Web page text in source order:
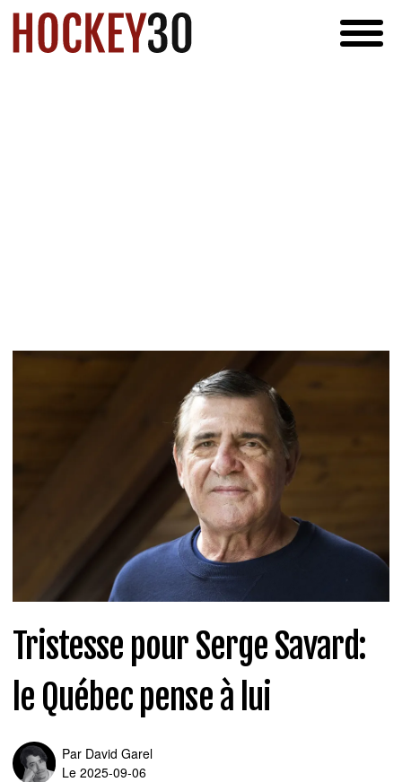
Tristesse pour Serge Savard:
le Québec pense à lui
Par David Garel
Le 2025-09-06